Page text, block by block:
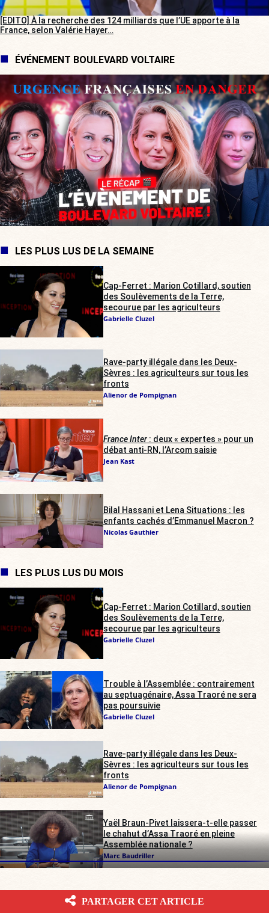
[EDITO] À la recherche des 124 milliards que l’UE apporte à la
France, selon Valérie Hayer…
ÉVÉNEMENT BOULEVARD VOLTAIRE
LES PLUS LUS DE LA SEMAINE
Cap-Ferret : Marion Cotillard, soutien
des Soulèvements de la Terre,
secourue par les agriculteurs
Gabrielle Cluzel
Rave-party illégale dans les Deux-
Sèvres : les agriculteurs sur tous les
fronts
Alienor de Pompignan
France Inter: deux « expertes » pour un
débat anti-RN, l’Arcom saisie
Jean Kast
Bilal Hassani et Lena Situations : les
enfants cachés d’Emmanuel Macron ?
Nicolas Gauthier
LES PLUS LUS DU MOIS
Cap-Ferret : Marion Cotillard, soutien
des Soulèvements de la Terre,
secourue par les agriculteurs
Gabrielle Cluzel
Trouble à l’Assemblée : contrairement
au septuagénaire, Assa Traoré ne sera
pas poursuivie
Gabrielle Cluzel
Rave-party illégale dans les Deux-
Sèvres : les agriculteurs sur tous les
fronts
Alienor de Pompignan
Yaël Braun-Pivet laissera-t-elle passer
le chahut d’Assa Traoré en pleine
Assemblée nationale ?
Marc Baudriller
PARTAGER CET ARTICLE